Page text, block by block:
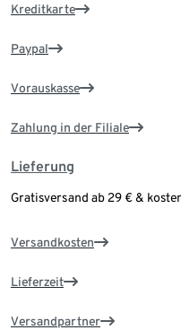
Kreditkarte
Paypal
Vorauskasse
Zahlung in der Filiale
Lieferung
Gratisversand ab 29 € &
Versandkosten
Lieferzeit
Versandpartner